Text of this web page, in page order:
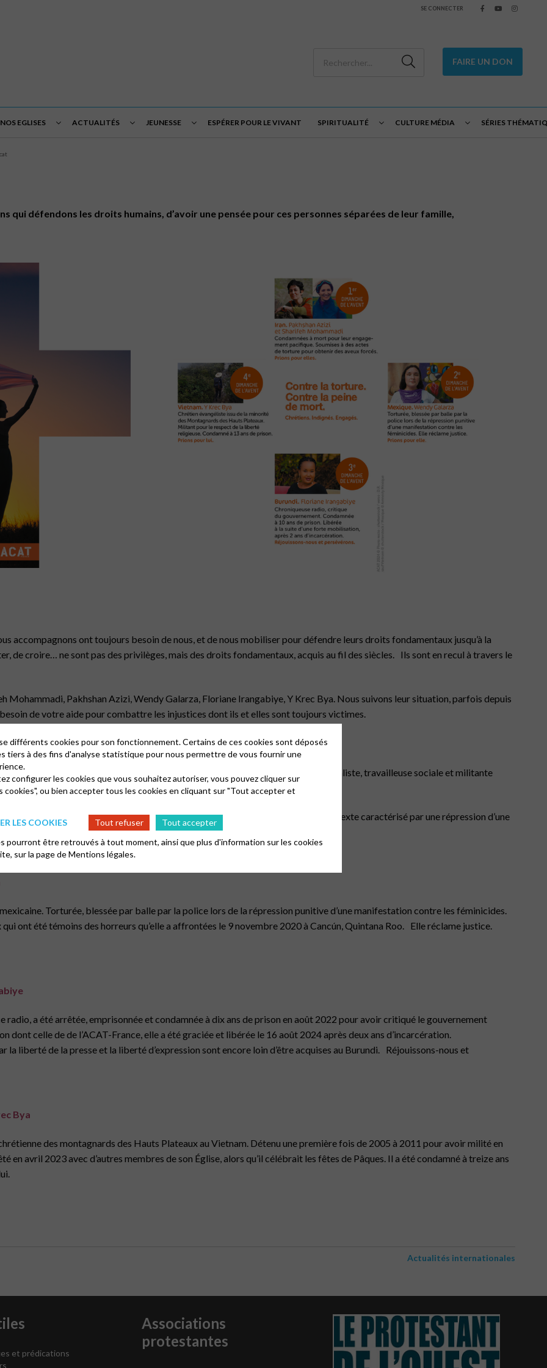
SE CONNECTER
FAIRE UN DON
EGLISES ACTUALITÉS JEUNESSE ESPÉRER POUR LE VIVANT SPIRITUALITÉ CULTURE MÉDIA SÉRIES
qui défendons les droits humains, d’avoir une pensée pour ces personnes séparées de leur famille,
accompagnons ont toujours besoin de nous, et de nous mobiliser pour défendre leurs droits fondamentaux jusqu’à la
de croire… ne sont pas des privilèges, mais des droits fondamentaux, acquis au fil des siècles. Ils sont en recul à travers le
Mohammadi, Pakhshan Azizi, Wendy Galarza, Floriane Irangabiye, Y Krec Bya. Nous suivons leur situation, parfois depuis
de votre aide pour combattre les injustices dont ils et elles sont toujours victimes.
et Pakhshan Azizi
iranienne et une militante contre la peine de mort. Pakhshan Azizi est une journaliste, travailleuse sociale et militante
2023 en Iran, et ont subi des actes de torture pour obtenir des aveux forcés.
activisme et militantisme pacifiques. Ces sentences s’inscrivent dans un contexte caractérisé par une répression d’une
iraniennes en véritables lieux de massacre.Prions pour elles.
Torturée, blessée par balle par la police lors de la répression punitive d’une manifestation contre les féminicides.
ont été témoins des horreurs qu’elle a affrontées le 9 novembre 2020 à Cancún, Quintana Roo. Elle réclame justice.
a été arrêtée, emprisonnée et condamnée à dix ans de prison en août 2022 pour avoir critiqué le gouvernement
dont celle de de l’ACAT-France, elle a été graciée et libérée le 16 août 2024 après deux ans d’incarcération.
la liberté de la presse et la liberté d’expression sont encore loin d’être acquises au Burundi. Réjouissons-nous et
Bya
des montagnards des Hauts Plateaux au Vietnam. Détenu une première fois de 2005 à 2011 pour avoir milité en
en avril 2023 avec d’autres membres de son Église, alors qu’il célébrait les fêtes de Pâques. Il a été condamné à treize ans
Actualités internationales
et prédications
Associations
protestantes
différents cookies pour son fonctionnement. Certains de ces cookies sont déposés
tiers à des fins d'analyse statistique pour nous permettre de vous fournir une
configurer les cookies que vous souhaitez autoriser, vous pouvez cliquer sur
cookies", ou bien accepter tous les cookies en cliquant sur "Tout accepter et
LES COOKIES
Tout refuser
Tout accepter
pourront être retrouvés à tout moment, ainsi que plus d'information sur les cookies
sur la page deMentions légales.